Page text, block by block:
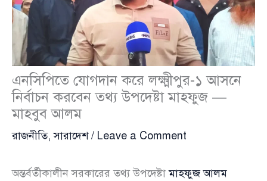
এনসিপিতে যোগদান করে লক্ষ্মীপুর-১ আসনে
নির্বাচন করবেন তথ্য উপদেষ্টা মাহফুজ —
মাহবুব আলম
রাজনীতি,সারাদেশ/ Leave a Comment
অন্তর্বর্তীকালীন সরকারের তথ্য উপদেষ্টামাহফুজ আলম